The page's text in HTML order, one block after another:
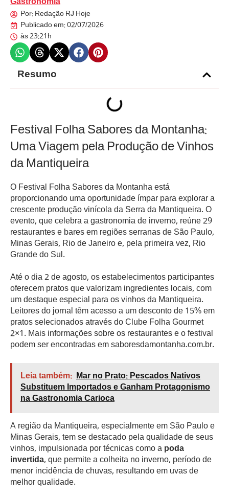
Por: Redação RJ Hoje
Publicado em:02/07/2026
às23:21h
Resumo
Festival Folha Sabores da Montanha:
Uma Viagem pela Produção de Vinhos
da Mantiqueira
O Festival Folha Sabores da Montanha está
proporcionando uma oportunidade ímpar para explorar a
crescente produção vinícola da Serra da Mantiqueira. O
evento, que celebra a gastronomia de inverno, reúne 29
restaurantes e bares em regiões serranas de São Paulo,
Minas Gerais, Rio de Janeiro e, pela primeira vez, Rio
Grande do Sul.
Até o dia 2 de agosto, os estabelecimentos participantes
oferecem pratos que valorizam ingredientes locais, com
um destaque especial para os vinhos da Mantiqueira.
Leitores do jornal têm acesso a um desconto de 15% em
pratos selecionados através do Clube Folha Gourmet
2×1. Mais informações sobre os restaurantes e o festival
podem ser encontradas em saboresdamontanha.com.br.
Leia também: Mar no Prato: Pescados Nativos
Substituem Importados e Ganham Protagonismo
na Gastronomia Carioca
A região da Mantiqueira, especialmente em São Paulo e
Minas Gerais, tem se destacado pela qualidade de seus
vinhos, impulsionada por técnicas como apoda
invertida, que permite a colheita no inverno, período de
menor incidência de chuvas, resultando em uvas de
melhor qualidade.